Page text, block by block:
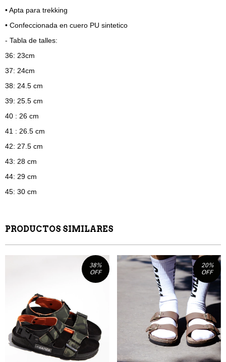
• Apta para trekking
• Confeccionada en cuero PU sintetico
- Tabla de talles:
36: 23cm
37: 24cm
38: 24.5 cm
39: 25.5 cm
40 : 26 cm
41 : 26.5 cm
42: 27.5 cm
43: 28 cm
44: 29 cm
45: 30 cm
PRODUCTOS SIMILARES
38%
OFF
20%
OFF